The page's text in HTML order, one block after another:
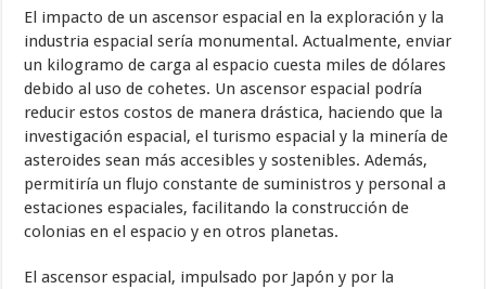
El impacto de un ascensor espacial en la exploración y la
industria espacial sería monumental. Actualmente, enviar
un kilogramo de carga al espacio cuesta miles de dólares
debido al uso de cohetes. Un ascensor espacial podría
reducir estos costos de manera drástica, haciendo que la
investigación espacial, el turismo espacial y la minería de
asteroides sean más accesibles y sostenibles. Además,
permitiría un flujo constante de suministros y personal a
estaciones espaciales, facilitando la construcción de
colonias en el espacio y en otros planetas.
El ascensor espacial, impulsado por Japón y por la